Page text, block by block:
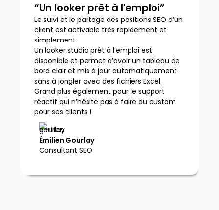
“Un looker prêt à l'emploi”
Le suivi et le partage des positions SEO d’un
client est activable très rapidement et
simplement.
Un looker studio prêt à l’emploi est
disponible et permet d’avoir un tableau de
bord clair et mis à jour automatiquement
sans à jongler avec des fichiers Excel.
Grand plus également pour le support
réactif qui n’hésite pas à faire du custom
pour ses clients !
Émilien Gourlay
Consultant SEO